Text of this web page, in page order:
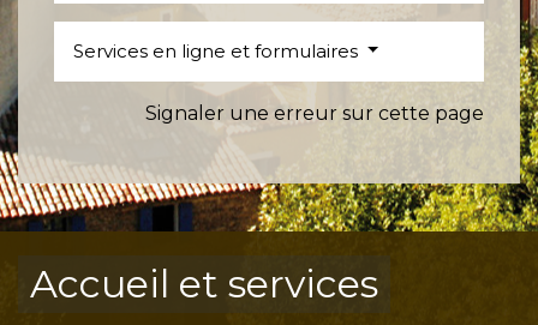
Services en ligne et formulaires
Signaler une erreur sur cette page
Accueil et services